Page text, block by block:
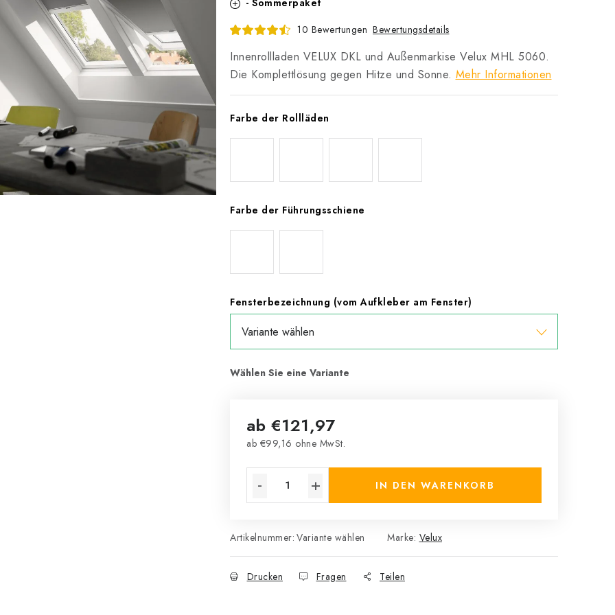
- Sommerpaket
10 Bewertungen Bewertungsdetails
Innenrollladen VELUX DKL und Außenmarkise Velux MHL 5060.
Die Komplettlösung gegen Hitze und Sonne. Mehr Informationen
Farbe der Rollläden
Farbe der Führungsschiene
Fensterbezeichnung (vom Aufkleber am Fenster)
ab €121,97
ab €99,16 ohne MwSt.
IN DEN WARENKORB
Artikelnummer: Variante wählen Marke: Velux
Drucken Fragen Teilen